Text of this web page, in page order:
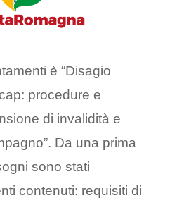
è “Disagio
procedure e
di invalidità e
Da una prima
sono stati
contenuti: requisiti di